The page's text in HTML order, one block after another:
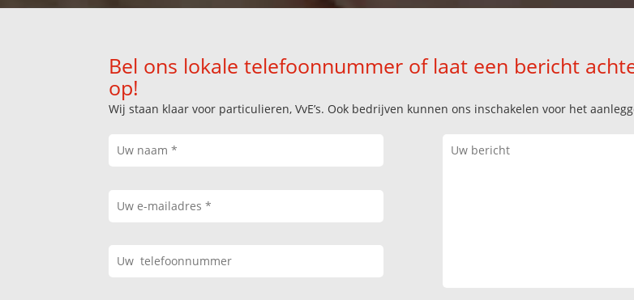
Bel ons lokale telefoonnummer of laat een bericht
op!
Wij staan klaar voor particulieren, VvE’s. Ook bedrijven kunnen ons inschakelen voor het